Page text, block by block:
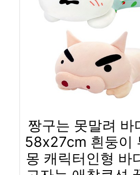
짱구는 못말려 바
58x27cm 흰둥이
몽 캐릭터인형 바